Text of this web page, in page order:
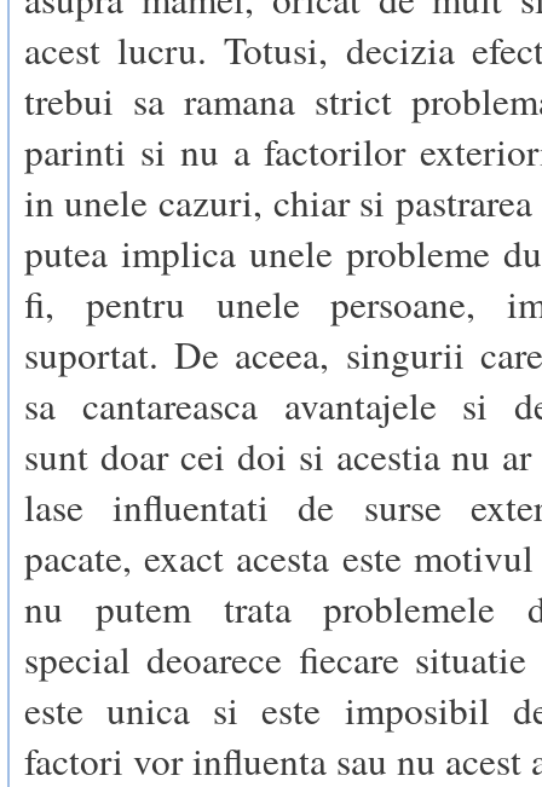
acest lucru. Totusi, decizia
trebui sa ramana strict
parinti si nu a factorilor
in unele cazuri, chiar si
putea implica unele probleme
fi, pentru unele persoane,
suportat. De aceea, singurii
sa cantareasca avantajele si
sunt doar cei doi si acestia nu
lase influentati de surse
pacate, exact acesta este
nu putem trata problemele
special deoarece fiecare
este unica si este imposibil
factori vor influenta sau nu acest